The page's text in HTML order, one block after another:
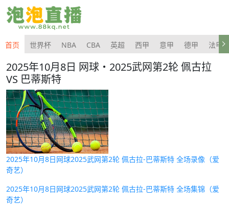
首页 世界杯 NBA CBA 英超 西甲 意甲 德甲 法甲
2025年10月8日 网球・2025武网第2轮 佩古拉
VS 巴蒂斯特
2025年10月8日网球2025武网第2轮 佩古拉-巴蒂斯特 全场录像（爱
奇艺）
2025年10月8日网球2025武网第2轮 佩古拉-巴蒂斯特 全场集锦（爱
奇艺）